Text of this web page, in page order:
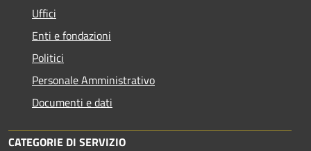
Uffici
Enti e fondazioni
Politici
Personale Amministrativo
Documenti e dati
CATEGORIE DI SERVIZIO